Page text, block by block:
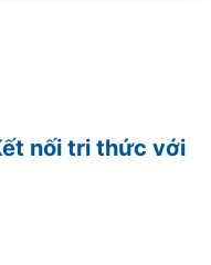
nối tri thức với